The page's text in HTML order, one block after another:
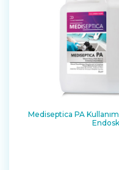
Mediseptica PA